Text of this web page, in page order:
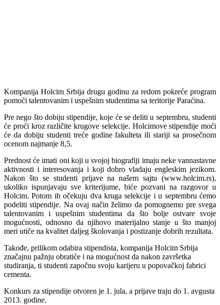
Kompanija Holcim Srbija drugu godinu za redom pokreće program
pomoći talentovanim i uspešnim studentima sa teritorije Paraćina.
Pre nego što dobiju stipendije, koje će se deliti u septembru, studenti
će proći kroz različite krugove selekcije. Holcimove stipendije moći
će da dobiju studenti treće godine fakulteta ili stariji sa prosečnom
ocenom najmanje 8,5.
Prednost će imati oni koji u svojoj biografiji imaju neke vannastavne
aktivnosti i interesovanja i koji dobro vladaju engleskim jezikom.
Nakon što se studenti prijave na našem sajtu (www.holcim.rs),
ukoliko ispunjavaju sve kriterijume, biće pozvani na razgovor u
Holcim. Potom ih očekuju dva kruga selekcije i u septembru ćemo
podeliti stipendije. Na ovaj način želimo da pomognemo pre svega
talentovanim i uspešnim studentima da što bolje ostvare svoje
mogućnosti, odnosno da njihovo materijalno stanje u što manjoj
meri utiče na kvalitet daljeg školovanja i postizanje dobrih rezultata.
Takođe, prilikom odabira stipendista, kompanija Holcim Srbija
značajnu pažnju obratiće i na mogućnost da nakon završetka
studiranja, ti studenti započnu svoju karijeru u popovačkoj fabrici
cementa.
Konkurs za stipendije otvoren je 1. jula, a prijave traju do 1. avgusta
2013. godine.